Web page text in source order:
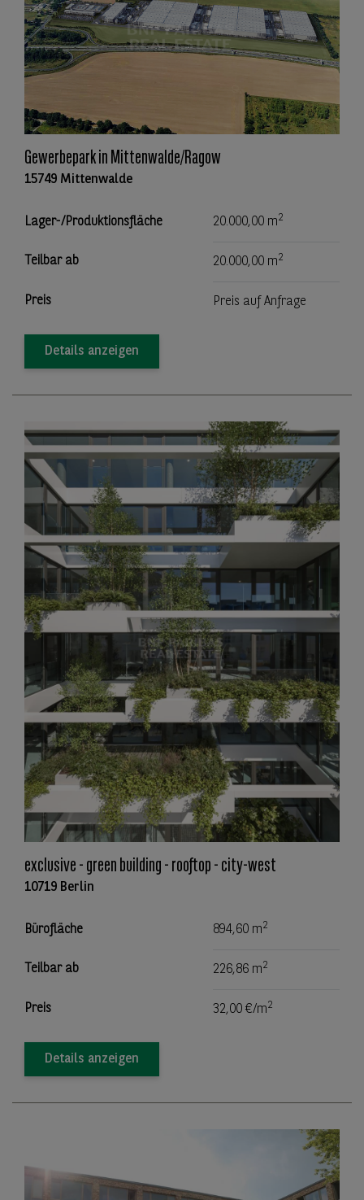
Gewerbepark in Mittenwalde/Ragow
15749 Mittenwalde
Lager-/Produktionsfläche 20.000,00 m2
Teilbar ab 20.000,00 m2
Preis Preis auf Anfrage
Details anzeigen
exclusive - green building - rooftop - city-west
10719 Berlin
Bürofläche 894,60 m2
Teilbar ab 226,86 m2
Preis 32,00 €/m2
Details anzeigen